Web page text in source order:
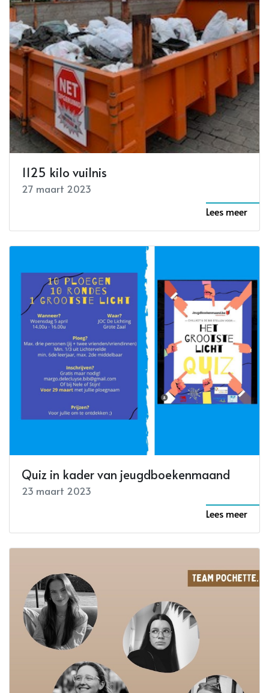
1125 kilo vuilnis
27 maart 2023
Lees meer
Quiz in kader van jeugdboekenmaand
23 maart 2023
Lees meer